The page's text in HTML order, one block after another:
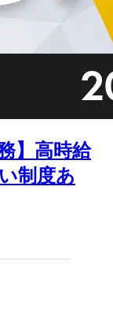
】高時給
制度あ